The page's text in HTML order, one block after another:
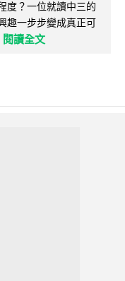
度？一位就讀中三的
趣一步步變成真正可
閱讀全文